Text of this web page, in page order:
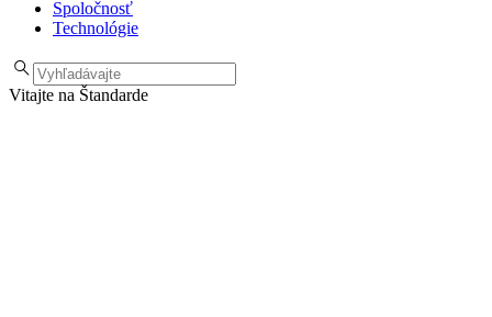
Spoločnosť
Technológie
Vitajte na Štandarde